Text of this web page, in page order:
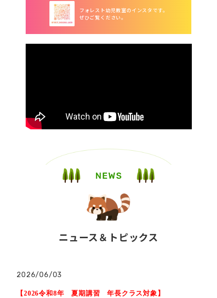
フォレスト幼児教室のインスタです。
ぜひご覧ください。
ニュース＆トピックス
2026/06/03
【2026令和8年 夏期講習 年長クラス対象】